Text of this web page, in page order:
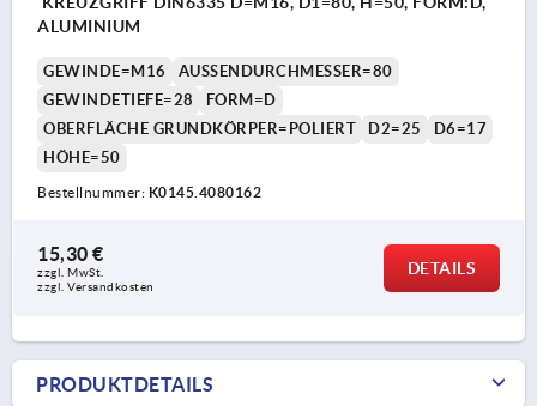
ALUMINIUM
GEWINDE=M16
AUSSENDURCHMESSER=80
GEWINDETIEFE=28
FORM=D
OBERFLÄCHE GRUNDKÖRPER=POLIERT
D2=25
D6=17
HÖHE=50
Bestellnummer: K0145.4080162
15,30 €
zzgl. MwSt.
zzgl. Versandkosten
DETAILS
PRODUKTDETAILS